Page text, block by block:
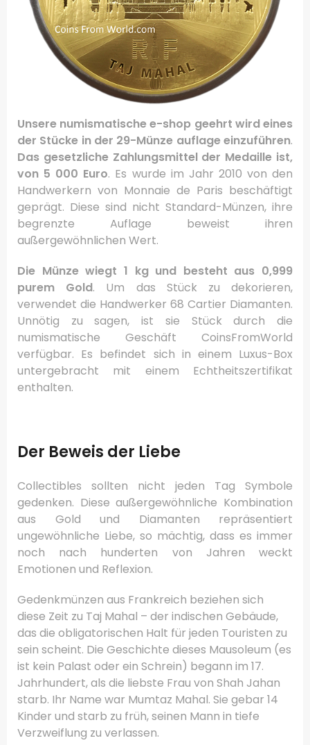
Unsere numismatische e-shop geehrt wird eines
der Stücke in der 29-Münze auflage einzuführen.
Das gesetzliche Zahlungsmittel der Medaille ist,
von 5 000 Euro. Es wurde im Jahr 2010 von den
Handwerkern von Monnaie de Paris beschäftigt
geprägt. Diese sind nicht Standard-Münzen, ihre
begrenzte Auflage beweist ihren
außergewöhnlichen Wert.
Die Münze wiegt 1 kg und besteht aus 0,999
purem Gold. Um das Stück zu dekorieren,
verwendet die Handwerker 68 Cartier Diamanten.
Unnötig zu sagen, ist sie Stück durch die
numismatische Geschäft CoinsFromWorld
verfügbar. Es befindet sich in einem Luxus-Box
untergebracht mit einem Echtheitszertifikat
enthalten.
Der Beweis der Liebe
Collectibles sollten nicht jeden Tag Symbole
gedenken. Diese außergewöhnliche Kombination
aus Gold und Diamanten repräsentiert
ungewöhnliche Liebe, so mächtig, dass es immer
noch nach hunderten von Jahren weckt
Emotionen und Reflexion.
Gedenkmünzen aus Frankreich beziehen sich
diese Zeit zu Taj Mahal – der indischen Gebäude,
das die obligatorischen Halt für jeden Touristen zu
sein scheint. Die Geschichte dieses Mausoleum (es
ist kein Palast oder ein Schrein) begann im 17.
Jahrhundert, als die liebste Frau von Shah Jahan
starb. Ihr Name war Mumtaz Mahal. Sie gebar 14
Kinder und starb zu früh, seinen Mann in tiefe
Verzweiflung zu verlassen.